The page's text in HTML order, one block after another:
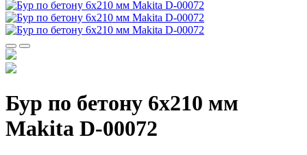
Бур по бетону 6x210 мм
Makita D-00072